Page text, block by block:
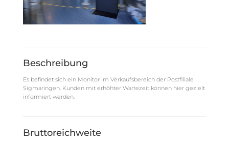
Beschreibung
Es befindet sich ein Monitor im Verkaufsbereich der Postfiliale
Sigmaringen. Kunden mit erhöhter Wartezeit können hier gezielt
informiert werden.
Bruttoreichweite